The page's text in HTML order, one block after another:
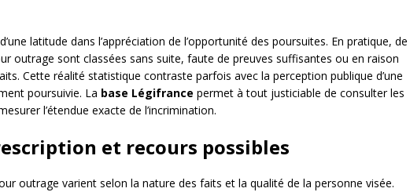
latitude dans l’appréciation de l’opportunité des poursuites. En pratique, de
outrage sont classées sans suite, faute de preuves suffisantes ou en raison
Cette réalité statistique contraste parfois avec la perception publique d’une
poursuivie. La base Légifrance permet à tout justiciable de consulter les
l’étendue exacte de l’incrimination.
et recours possibles
outrage varient selon la nature des faits et la qualité de la personne visée.